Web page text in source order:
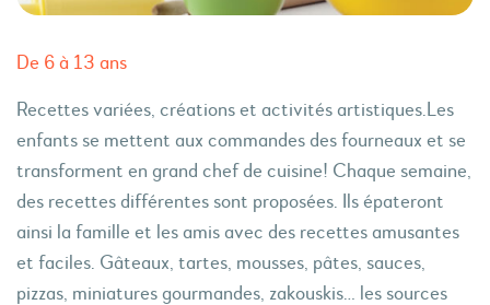
De 6 à 13 ans
Recettes variées, créations et activités artistiques.Les
enfants se mettent aux commandes des fourneaux et se
transforment en grand chef de cuisine! Chaque semaine,
des recettes différentes sont proposées. Ils épateront
ainsi la famille et les amis avec des recettes amusantes
et faciles. Gâteaux, tartes, mousses, pâtes, sauces,
pizzas, miniatures gourmandes, zakouskis… les sources